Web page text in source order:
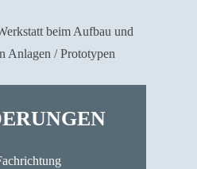
beim Aufbau und
Anlagen / Prototypen